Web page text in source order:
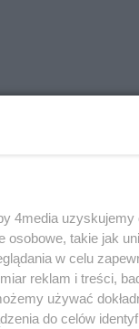
szpitala
tlenkiem
4media uzyskujemy
takie jak
w celu
reklam i treści,
używać
do celów